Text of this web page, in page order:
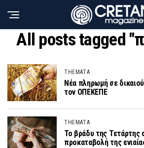
All posts tagged
THEMATA
Νέα πληρωμή σε
τον ΟΠΕΚΕΠΕ
THEMATA
Το βράδυ της
προκαταβολή της